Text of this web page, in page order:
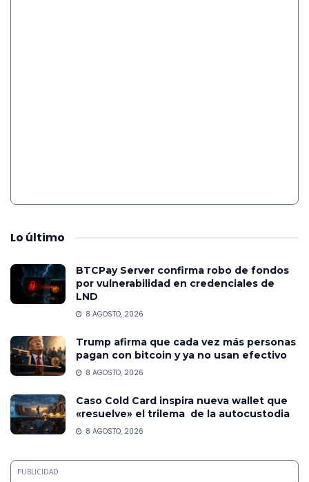
Lo último
BTCPay Server confirma robo de fondos
por vulnerabilidad en credenciales de
LND
8 AGOSTO, 2026
Trump afirma que cada vez más personas
pagan con bitcoin y ya no usan efectivo
8 AGOSTO, 2026
Caso Cold Card inspira nueva wallet que
«resuelve» el trilema de la autocustodia
8 AGOSTO, 2026
PUBLICIDAD